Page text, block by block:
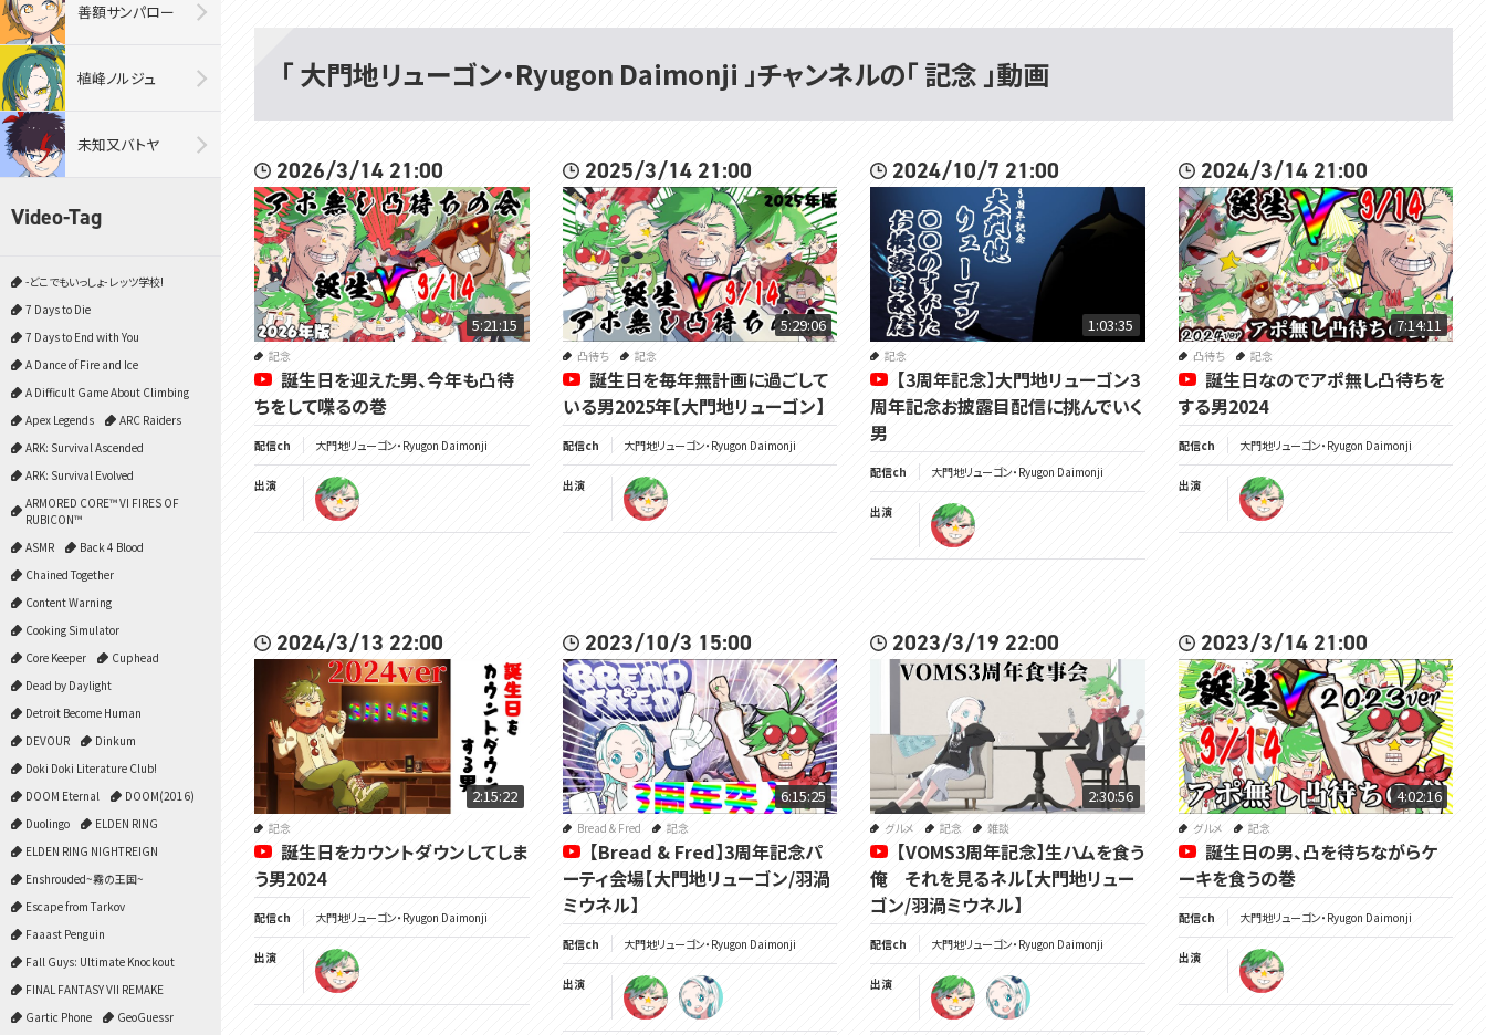
善額サンパロー
植峰ノルジュ
未知又バトヤ
Video-Tag
-どこでもいっしょ- レッツ学校!
7 Days to Die
7 Days to End with You
A Dance of Fire and Ice
A Difficult Game About Climbing
Apex Legends
ARC Raiders
ARK: Survival Ascended
ARK: Survival Evolved
ARMORED CORE™ VI FIRES OF
RUBICON™
ASMR
Back 4 Blood
Chained Together
Content Warning
Cooking Simulator
Core Keeper
Cuphead
Dead by Daylight
Detroit Become Human
DEVOUR
Dinkum
Doki Doki Literature Club!
DOOM Eternal
DOOM(2016)
Duolingo
ELDEN RING
ELDEN RING NIGHTREIGN
Enshrouded~霧の王国~
Escape from Tarkov
Faaast Penguin
Fall Guys: Ultimate Knockout
FINAL FANTASY VII REMAKE
Gartic Phone
GeoGuessr
Membership is here!! メンバーシップはここ！
hhttps://www.youtube.com/channel/UCivDgaCAh7WPBoKA24WNwJ
チャンネル：https://www.youtube.com/channel/UCdMp...
Twitter：https://twitter.com/VOMS_Project
HP：https://voms.net/
#voms_project
「 大門地リューゴン・Ryugon Daimonji 」チャンネルの「 記念 」動画
2026/3/14 21:00
5:21:15
記念
誕生日を迎えた男、今年も凸待
ちをして喋るの巻
配信ch 大門地リューゴン・Ryugon Daimonji
出演
2025/3/14 21:00
5:29:06
凸待ち 記念
誕生日を毎年無計画に過ごして
いる男2025年【大門地リューゴン】
配信ch 大門地リューゴン・Ryugon Daimonji
出演
2024/10/7 21:00
1:03:35
記念
【3周年記念】大門地リューゴン3
周年記念お披露目配信に挑んでいく
男
配信ch 大門地リューゴン・Ryugon Daimonji
出演
2024/3/14 21:00
7:14:11
凸待ち 記念
誕生日なのでアポ無し凸待ちを
する男2024
配信ch 大門地リューゴン・Ryugon Daimonji
出演
2024/3/13 22:00
2:15:22
記念
誕生日をカウントダウンしてしま
う男2024
配信ch 大門地リューゴン・Ryugon Daimonji
出演
2023/10/3 15:00
6:15:25
Bread & Fred 記念
【Bread & Fred】3周年記念パ
ーティ会場【大門地リューゴン/羽渦
ミウネル】
配信ch 大門地リューゴン・Ryugon Daimonji
出演
2023/3/19 22:00
2:30:56
グルメ 記念 雑談
【VOMS3周年記念】生ハムを食う
俺 それを見るネル【大門地リュー
ゴン/羽渦ミウネル】
配信ch 大門地リューゴン・Ryugon Daimonji
出演
2023/3/14 21:00
4:02:16
グルメ 記念
誕生日の男、凸を待ちながらケ
ーキを食うの巻
配信ch 大門地リューゴン・Ryugon Daimonji
出演